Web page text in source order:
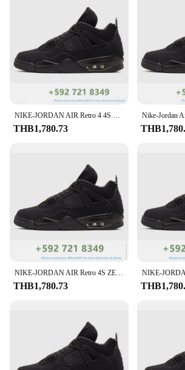
sneakers are a must-have. As a
they are an excellent choice for
suppliers looking to add a touch of
inventory. The sneakers are not just
are a gateway to a world where
function, and where the past meets
fashion lover, these sneakers are
statement and keep you comfortable
time.
NIKE-JORDAN AIR Retro 4 4S รองเท้าบาสเก็ตบอลรุ่น ICE Union off Noir รองเท้าผ้าใบกีฬาคลาสสิกสำหรับผู้ชายผู้หญิง
THB1,780.73
NIKE-JORDAN AIR Retro 4S ZEN Master Union Noir Black Bordeaux รองเท้าผ้าใบกีฬาผู้ชายผู้หญิงรองเท้าบาสเก็ตบอล
THB1,780.73